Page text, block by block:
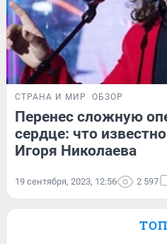
СТРАНА И МИР ОБЗОР
Перенес сложную
сердце: что
Игоря Николаева
19 сентября, 2023, 12:56 2 597